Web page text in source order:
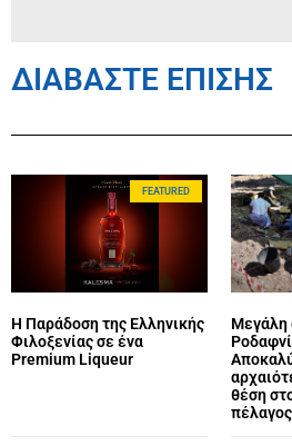
ΔΙΑΒΑΣΤΕ ΕΠΙΣΗΣ
FEATURED
Η Παράδοση της Ελληνικής
Φιλοξενίας σε ένα
Premium Liqueur
Μεγάλη
θέση
πέλαγος